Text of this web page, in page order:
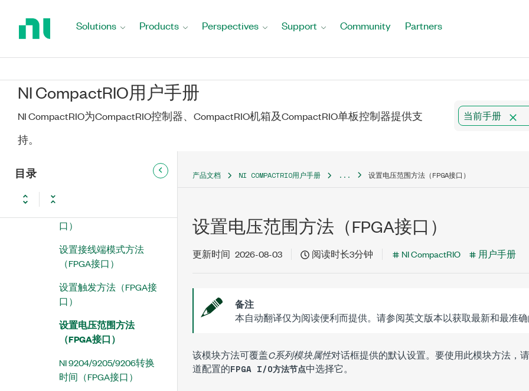
Solutions Products Perspectives Support Community Partners
NI CompactRIO用户手册
NI CompactRIO为CompactRIO控制器、CompactRIO机箱及CompactRIO单板控制器提供支
持。
当前手册
目录
NI 9203
NI 9205
NI 9206
口）
设置接线端模式方法
（FPGA接口）
设置触发方法（FPGA接
口）
设置电压范围方法
（FPGA接口）
NI 9204/9205/9206转换
时间（FPGA接口）
产品文档 NI COMPACTRIO用户手册 ... 设置电压范围方法（FPGA接口）
设置电压范围方法（FPGA接口）
更新时间 2026-08-03 阅读时长3分钟 NI CompactRIO 用户手册
备注
本自动翻译仅为阅读便利而提供。请参阅英文版本以获取最新和最准
该模块方法可覆盖C系列模块属性对话框提供的默认设置。要使用此模块方法，
道配置的FPGA I/O方法节点中选择它。